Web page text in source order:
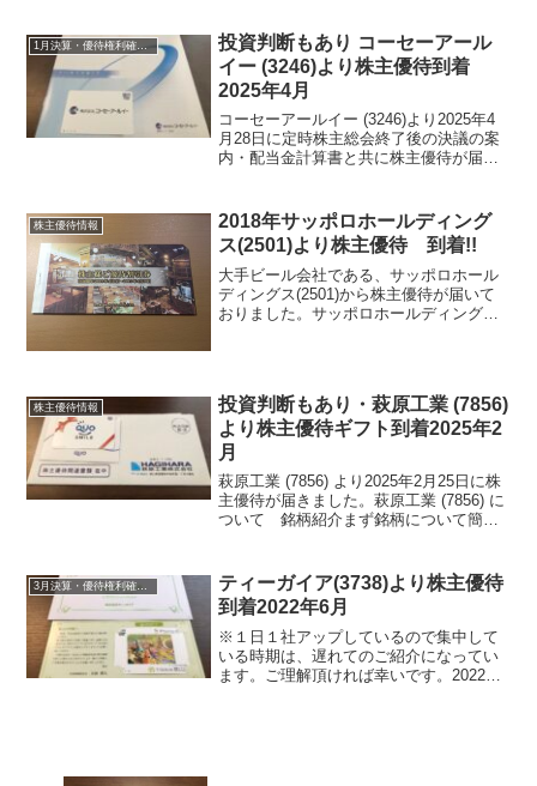
(2790)について 銘柄紹介まず銘柄につ
いて簡...
1月決算・優待権利確定銘柄
投資判断もあり コーセーアール
イー (3246)より株主優待到着
2025年4月
コーセーアールイー (3246)より2025年4
月28日に定時株主総会終了後の決議の案
内・配当金計算書と共に株主優待が届き
て 銘柄紹介まず銘柄について簡単にご
紹介...
株主優待情報
2018年サッポロホールディング
ス(2501)より株主優待 到着!!
大手ビール会社である、サッポロホール
ディングス(2501)から株主優待が届いて
おりました。サッポロホールディングス
株主優待情報
投資判断もあり・萩原工業 (7856)
より株主優待ギフト到着2025年2
月
萩原工業 (7856) より2025年2月25日に株
主優待が届きました。萩原工業 (7856) に
ついて 銘柄紹介まず銘柄について簡単
事現場で囲っている防音シート...
3月決算・優待権利確定銘柄
ティーガイア(3738)より株主優待
到着2022年6月
※１日１社アップしているので集中して
いる時期は、遅れてのご紹介になってい
ます。ご理解頂ければ幸いです。2022年6